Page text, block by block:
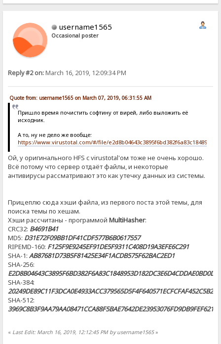
username1565
Occasional poster
Reply #2 on:March 16, 2019, 12:09:34 PM
Quote from: username1565 on March 07, 2019, 06:31:55 AM
Пришло время почистить софтину от вирей, либо выложить её
исходник.
А то, ну не дело же вообще:
https://www.virustotal.com/#/file/
Ой, у оригинального HFS c virustotal'ом тоже не очень хорошо.
Всё потому что сервер отдаёт файлы, и некоторые
антивирусы рассматривают это как утечку данных из системы.
Прицеплю сюда хэши файла, из первого поста этой темы, для
поиска темы по хешам.
Хэши рассчитаны - программойMultiHasher:
CRC32: B4691B41
MD5: D31E72F09BB1DF41CDF577B6B0617557
RIPEMD-160: F125F9E9245EF91DE5F9311C408D19A3EFE6C291
SHA-1:AB87681D73B5F81425E34F1ACDB575F62BAC2ED1
SHA-256:
SHA-384:
SHA-512:
« Last Edit: March 16, 2019, 12:12:45 PM by username1565»